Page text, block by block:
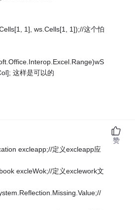
1], ws.Cells[1, 1]);//这个怕
这样是可以的
excleapp;//定义excleapp应
excleWok;//定义exclework文
赞